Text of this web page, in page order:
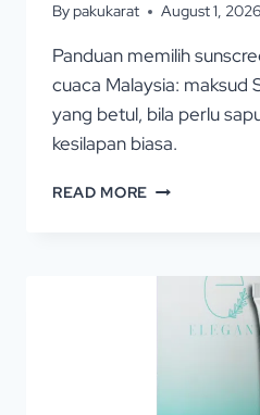
Bypakukarat August 1, 2026
Panduan memilih
cuaca Malaysia: maksud
yang betul, bila perlu
kesilapan biasa.
READ MORE